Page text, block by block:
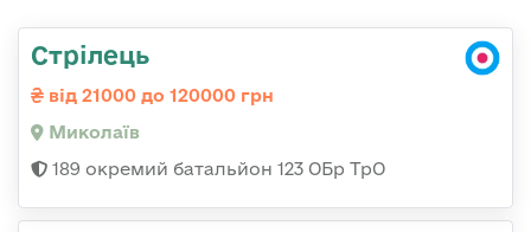
Стрілець
від 21000 до 120000 грн
Миколаїв
189 окремий батальйон 123 ОБр ТрО